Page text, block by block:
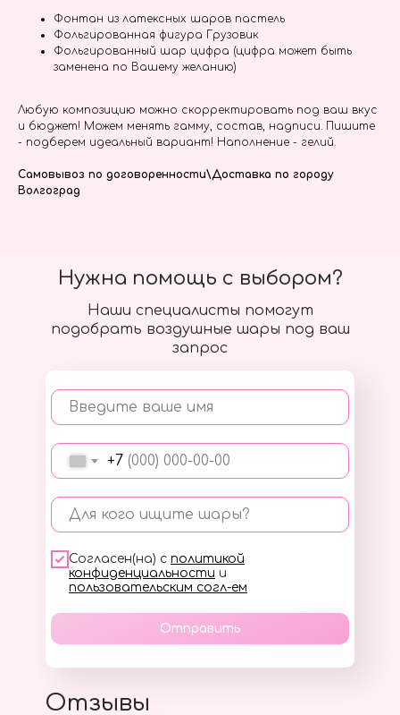
Фонтан из латексных шаров пастель
Фольгированная фигура Грузовик
Фольгированный шар цифра (цифра может быть
заменена по Вашему желанию)
Любую композицию можно скорректировать под ваш вкус
и бюджет! Можем менять гамму, состав, надписи. Пишите
- подберем идеальный вариант! Наполнение - гелий.
Самовывоз по договоренности\Доставка по городу
Волгоград
Наши специалисты помогут
подобрать воздушные шары под ваш
запрос
Введите ваше имя
+7
Для кого ищите шары?
Согласен(на) с политикой
конфиденциальности и
пользовательским согл-ем
Отправить
Нужна помощь с выбором?
Отзывы